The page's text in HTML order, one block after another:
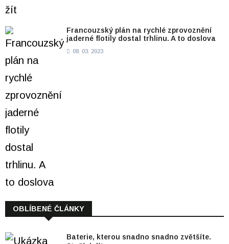
Francouzský plán na rychlé zprovoznění
jaderné flotily dostal trhlinu. A to doslova
08. 03. 2023
OBLÍBENÉ ČLÁNKY
Baterie, kterou snadno snadno zvětšíte.